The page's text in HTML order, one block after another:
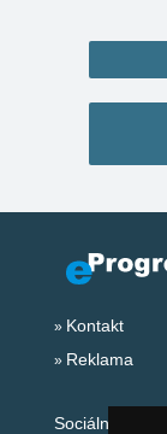
Kontakt
Reklama
Sociální sítě: